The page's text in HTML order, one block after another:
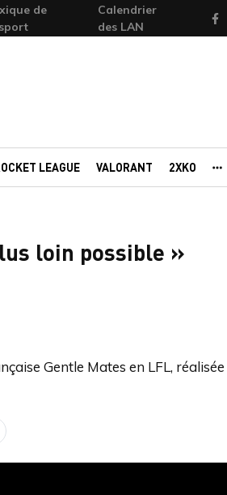
de
Calendrier
des LAN
LEAGUE VALORANT 2XKO
loin possible »
Gentle Mates en LFL,